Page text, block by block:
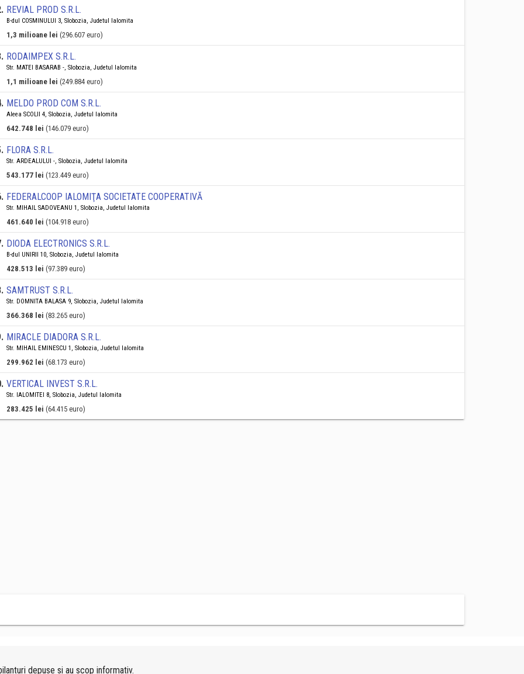
. REVIAL PROD S.R.L.
B-dul COSMINULUI 3, Slobozia, Judetul Ialomita
1,3 milioane lei (296.607 euro)
. RODAIMPEX S.R.L.
Str. MATEI BASARAB -, Slobozia, Judetul Ialomita
1,1 milioane lei (249.884 euro)
. MELDO PROD COM S.R.L.
Aleea SCOLII 4, Slobozia, Judetul Ialomita
642.748 lei (146.079 euro)
. FLORA S.R.L.
Str. ARDEALULUI -, Slobozia, Judetul Ialomita
543.177 lei (123.449 euro)
. FEDERALCOOP IALOMIŢA SOCIETATE COOPERATIVĂ
Str. MIHAIL SADOVEANU 1, Slobozia, Judetul Ialomita
461.640 lei (104.918 euro)
. DIODA ELECTRONICS S.R.L.
B-dul UNIRII 10, Slobozia, Judetul Ialomita
428.513 lei (97.389 euro)
. SAMTRUST S.R.L.
Str. DOMNITA BALASA 9, Slobozia, Judetul Ialomita
366.368 lei (83.265 euro)
. MIRACLE DIADORA S.R.L.
Str. MIHAIL EMINESCU 1, Slobozia, Judetul Ialomita
299.962 lei (68.173 euro)
. VERTICAL INVEST S.R.L.
Str. IALOMITEI 8, Slobozia, Judetul Ialomita
283.425 lei (64.415 euro)
depuse si au scop informativ.